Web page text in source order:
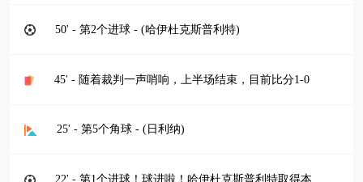
50' - 第2个进球 - (哈伊杜克斯普利特)
45' - 随着裁判一声哨响，上半场结束，目前比分1-0
25' - 第5个角球 - (日利纳)
22' - 第1个进球！球进啦！哈伊杜克斯普利特取得本